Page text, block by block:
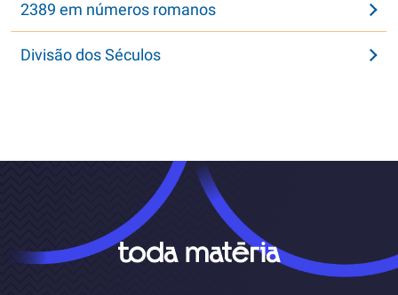
2389 em números romanos
Divisão dos Séculos